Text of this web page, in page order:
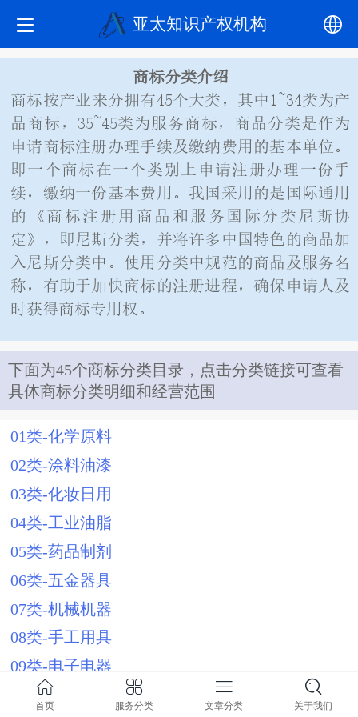
亚太知识产权机构
English
商标分类介绍
商标按产业来分拥有45个大类，其中1~34类为产
品商标，35~45类为服务商标，商品分类是作为
申请商标注册办理手续及缴纳费用的基本单位。
即一个商标在一个类别上申请注册办理一份手
续，缴纳一份基本费用。我国采用的是国际通用
的《商标注册用商品和服务国际分类尼斯协
定》，即尼斯分类，并将许多中国特色的商品加
入尼斯分类中。使用分类中规范的商品及服务名
称，有助于加快商标的注册进程，确保申请人及
时获得商标专用权。
下面为45个商标分类目录，点击分类链接可查看
具体商标分类明细和经营范围
01类-化学原料
02类-涂料油漆
03类-化妆日用
04类-工业油脂
05类-药品制剂
06类-五金器具
07类-机械机器
08类-手工用具
09类-电子电器
10类-医疗器械
首页 服务分类 文章分类 关于我们